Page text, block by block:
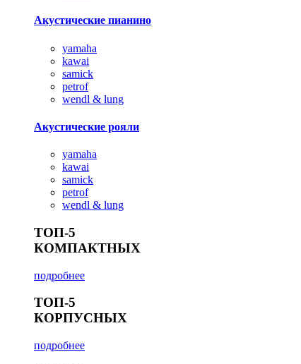
Акустические пианино
yamaha
kawai
samick
petrof
wendl & lung
Акустические рояли
yamaha
kawai
samick
petrof
wendl & lung
ТОП-5
КОМПАКТНЫХ
подробнее
ТОП-5
КОРПУСНЫХ
подробнее